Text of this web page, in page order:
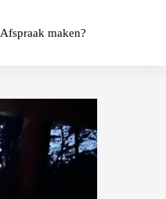
Afspraak maken?